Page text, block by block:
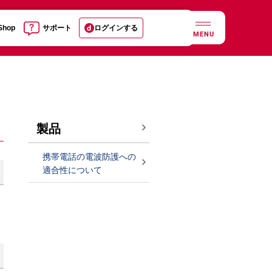
サポート ログインする
MENU
製品
携帯電話の電波防護への
適合性について